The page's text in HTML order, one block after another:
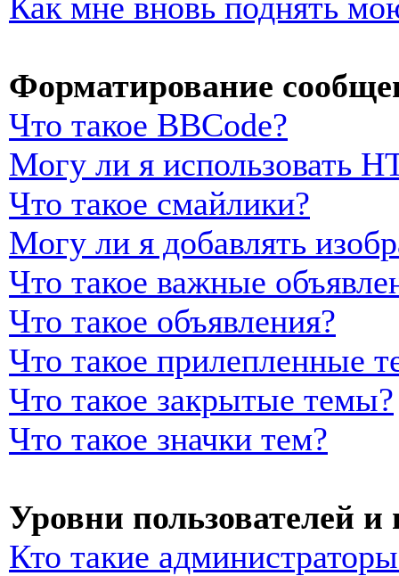
Форматирование
Что такое BBCode?
Могу ли я использовать
Что такое смайлики?
Могу ли я добавлять
Что такое важные
Что такое объявления?
Что такое прилепленные
Что такое закрытые темы?
Что такое значки тем?
Уровни пользователей
Кто такие